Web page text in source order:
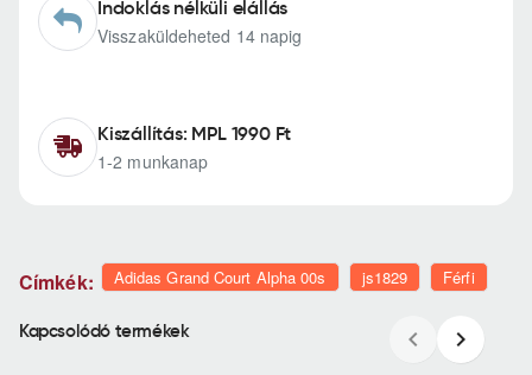
Indoklás nélküli elállás
Visszaküldeheted 14 napig
Kiszállítás: MPL 1990 Ft
1-2 munkanap
Címkék: Adidas Grand Court Alpha 00s js1829 Férfi
Kapcsolódó termékek